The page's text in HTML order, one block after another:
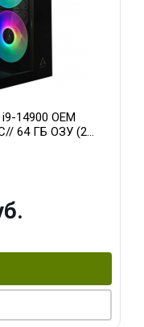
14900 OEM
64 ГБ ОЗУ (2
384-Bit 3xDP